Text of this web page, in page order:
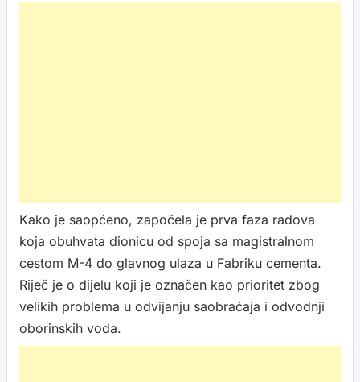
Kako je saopćeno, započela je prva faza radova
koja obuhvata dionicu od spoja sa magistralnom
cestom M-4 do glavnog ulaza u Fabriku cementa.
Riječ je o dijelu koji je označen kao prioritet zbog
velikih problema u odvijanju saobraćaja i odvodnji
oborinskih voda.